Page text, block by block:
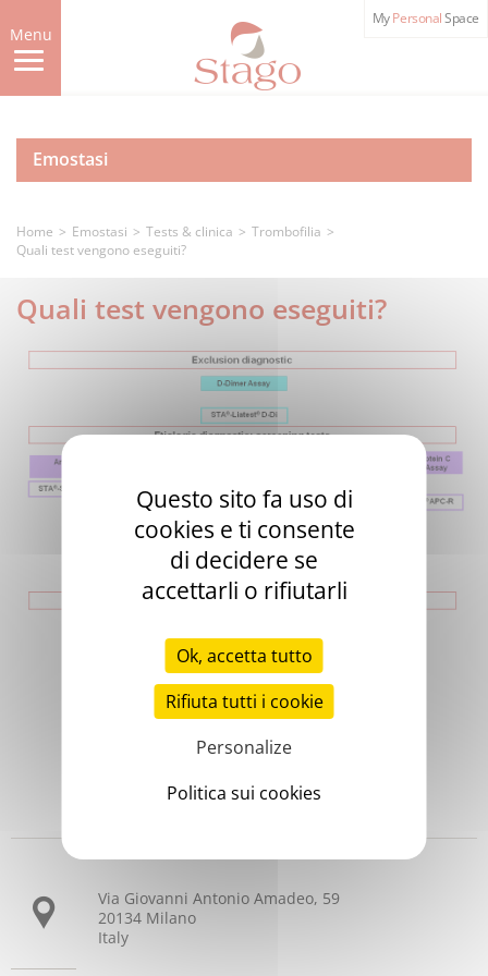
to
main
content
Menu
MyPersonalSpace
Emostasi
Home Emostasi Tests & clinica
Trombofilia
Quali test vengono eseguiti?
Quali test vengono eseguiti?
Via Giovanni Antonio Amadeo, 59
20134 Milano
Italy
Questo sito fa uso di
cookies e ti consente
di decidere se
accettarli o rifiutarli
Ok, accetta tutto
Rifiuta tutti i cookie
Personalize
Politica sui cookies